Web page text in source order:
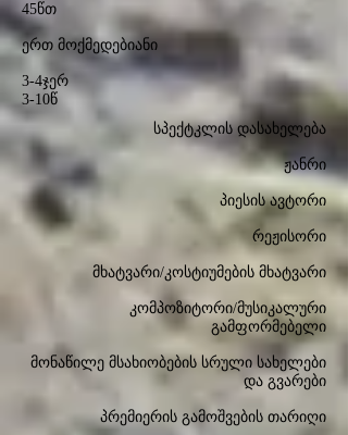
45წთ
ერთ მოქმედებიანი
3-4ჯერ
3-10წ
სპექტკლის დასახელება
ჟანრი
პიესის ავტორი
რეჟისორი
მხატვარი/კოსტიუმების მხატვარი
კომპოზიტორი/მუსიკალური
გამფორმებელი
მონაწილე მსახიობების სრული სახელები
და გვარები
პრემიერის გამოშვების თარიღი